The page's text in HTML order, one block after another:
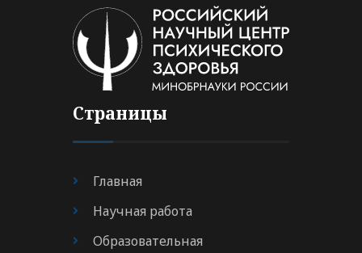
Страницы
Главная
Научная работа
Образовательная